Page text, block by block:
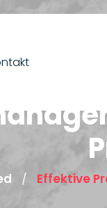
/ Effektive